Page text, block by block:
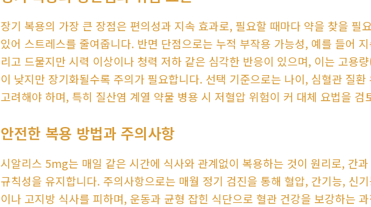
장기 복용의 가장 큰 장점은 편의성과 지속 효과로, 필요할 때마다 약을 찾을 필
있어 스트레스를 줄여줍니다. 반면 단점으로는 누적 부작용 가능성, 예를 들어
리고 드물지만 시력 이상이나 청력 저하 같은 심각한 반응이 있으며, 이는 고용
이 낮지만 장기화될수록 주의가 필요합니다. 선택 기준으로는 나이, 심혈관 질
고려해야 하며, 특히 질산염 계열 약물 병용 시 저혈압 위험이 커 대체 요법을 검
안전한 복용 방법과 주의사항
시알리스 5mg는 매일 같은 시간에 식사와 관계없이 복용하는 것이 원리로, 간
규칙성을 유지합니다. 주의사항으로는 매월 정기 검진을 통해 혈압, 간기능, 신
이나 고지방 식사를 피하며, 운동과 균형 잡힌 식단으로 혈관 건강을 보강하는